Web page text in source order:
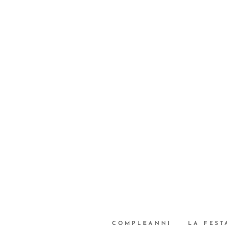
COMPLEANNI LA